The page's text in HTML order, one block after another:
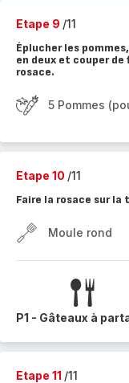
Etape 9 /11
Éplucher les
en deux et couper
rosace.
5 Pommes
Etape 10 /11
Faire la rosace sur
Moule rond
P1 - Gâteaux à
Etape 11 /11